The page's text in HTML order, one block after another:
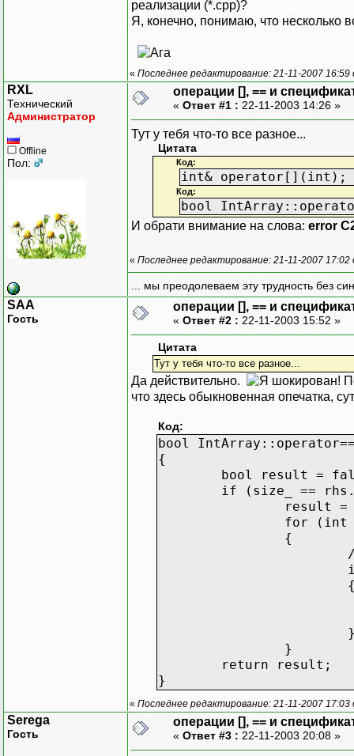
реализации (*.cpp)?
Я, конечно, понимаю, что несколько
« Последнее редактирование: 21-11-2007 16:59
RXL
Технический
Администратор
Offline
Пол:
операции [], == и
« Ответ #1 : 22-11-2003 14:26 »
Тут у тебя что-то все разное...
Цитата
Код:
int& operator[](int);
Код:
bool
И обрати внимание на слова: error
« Последнее редактирование: 21-11-2007 17:02
... мы преодолеваем эту трудность без
SAA
Гость
операции [], == и
« Ответ #2 : 22-11-2003 15:52 »
Цитата
Тут у тебя что-то все разное...
Да действительно.
что здесь обыкновенная опечатка,
Код:
bool
{
bool result =
if (size_ ==
result =
for (int
{
}
return result;
}
« Последнее редактирование: 21-11-2007 17:03
Serega
Гость
операции [], == и
« Ответ #3 : 22-11-2003 20:08 »